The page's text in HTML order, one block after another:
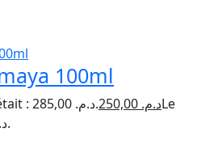
100ml
Le prix initial était : د.م. 285,00. د.م.Le
prix actuel est : د.م. 250,00.